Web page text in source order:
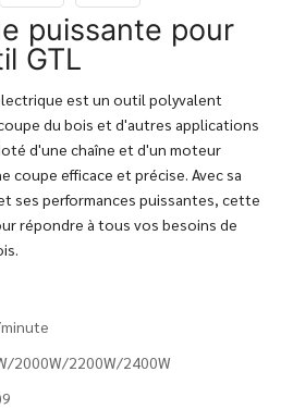
puissante pour
GTL
est un outil polyvalent
du bois et d'autres applications
d'une chaîne et d'un moteur
coupe efficace et précise. Avec sa
ses performances puissantes, cette
répondre à tous vos besoins de
2000W/2200W/2400W